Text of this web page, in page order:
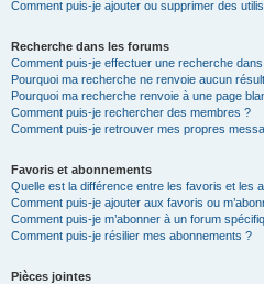
Comment puis-je ajouter ou supprimer des
Recherche dans les forums
Comment puis-je effectuer une recherche
Pourquoi ma recherche ne renvoie aucun
Pourquoi ma recherche renvoie à une page
Comment puis-je rechercher des membres ?
Comment puis-je retrouver mes propres
Favoris et abonnements
Quelle est la différence entre les favoris et les
Comment puis-je ajouter aux favoris ou
Comment puis-je m’abonner à un forum
Comment puis-je résilier mes abonnements ?
Pièces jointes